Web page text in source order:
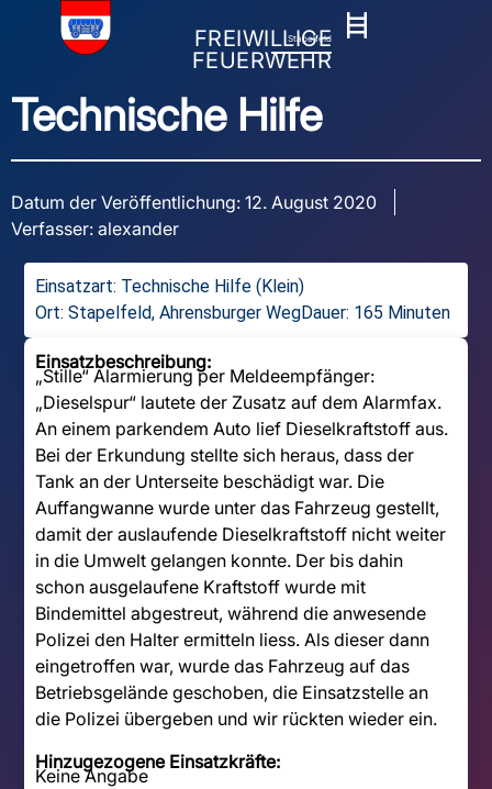
FREIWILLIGE
FEUERWEHR
Stapelfeld
Technische Hilfe
Datum der Veröffentlichung: 12. August 2020
Verfasser: alexander
Einsatzart: Technische Hilfe (Klein)
Ort: Stapelfeld, Ahrensburger WegDauer: 165 Minuten
Einsatzbeschreibung:
„Stille“ Alarmierung per Meldeempfänger:
„Dieselspur“ lautete der Zusatz auf dem Alarmfax.
An einem parkendem Auto lief Dieselkraftstoff aus.
Bei der Erkundung stellte sich heraus, dass der
Tank an der Unterseite beschädigt war. Die
Auffangwanne wurde unter das Fahrzeug gestellt,
damit der auslaufende Dieselkraftstoff nicht weiter
in die Umwelt gelangen konnte. Der bis dahin
schon ausgelaufene Kraftstoff wurde mit
Bindemittel abgestreut, während die anwesende
Polizei den Halter ermitteln liess. Als dieser dann
eingetroffen war, wurde das Fahrzeug auf das
Betriebsgelände geschoben, die Einsatzstelle an
die Polizei übergeben und wir rückten wieder ein.
Hinzugezogene Einsatzkräfte:
Keine Angabe